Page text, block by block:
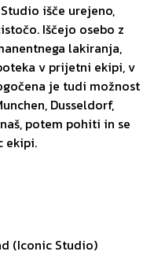
išče urejeno,
Iščejo osebo z
lakiranja,
v prijetni ekipi, v
je tudi možnost
Dusseldorf,
potem pohiti in se
ekipi.
(Iconic Studio)